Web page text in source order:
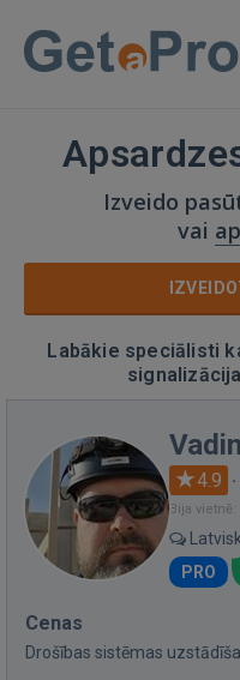
Izveido
vai
Labākie speciālisti
4.9 ·
Bija
PRO
Cenas
Drošības sistēmas